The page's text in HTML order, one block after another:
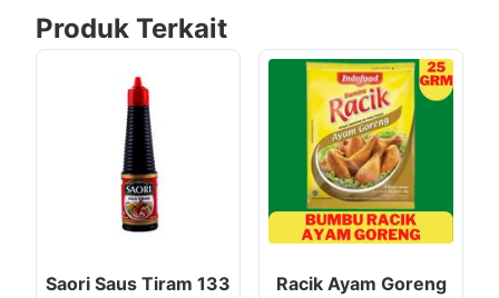
Produk Terkait
Saori Saus Tiram 133
Racik Ayam Goreng